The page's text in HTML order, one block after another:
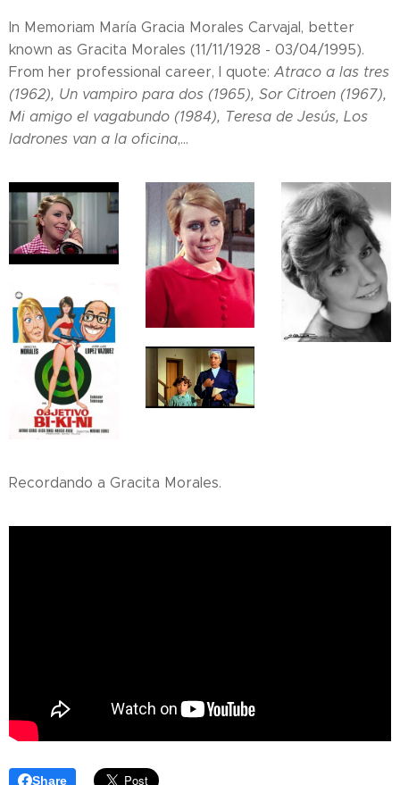
In Memoriam María Gracia Morales Carvajal, better
known as Gracita Morales (11/11/1928 - 03/04/1995).
From her professional career, I quote: Atraco a las tres
(1962), Un vampiro para dos (1965), Sor Citroen (1967),
Mi amigo el vagabundo (1984), Teresa de Jesús, Los
ladrones van a la oficina,...
Recordando a Gracita Morales.
Share